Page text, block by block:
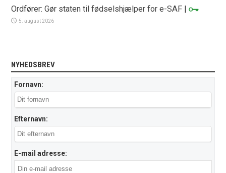
Ordfører: Gør staten til fødselshjælper for e-SAF |
5. august 2026
NYHEDSBREV
Fornavn:
Efternavn:
E-mail adresse: